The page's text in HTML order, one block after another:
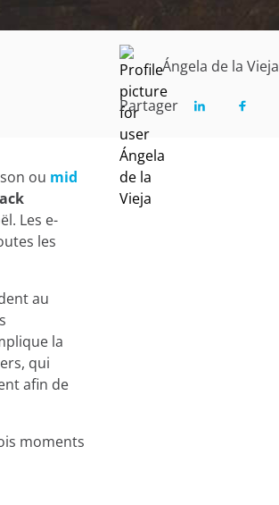
Ángela de la Vieja
Partager
ou mid
Les e-
les
au
la
qui
afin de
moments